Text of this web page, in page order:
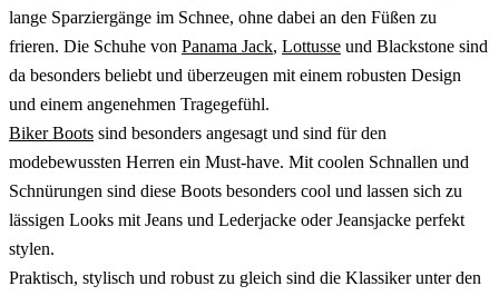
lange Sparziergänge im Schnee, ohne dabei an den Füßen zu
frieren. Die Schuhe von Panama Jack, Lottusse und Blackstone sind
da besonders beliebt und überzeugen mit einem robusten Design
und einem angenehmen Tragegefühl.
Biker Boots sind besonders angesagt und sind für den
modebewussten Herren ein Must-have. Mit coolen Schnallen und
Schnürungen sind diese Boots besonders cool und lassen sich zu
lässigen Looks mit Jeans und Lederjacke oder Jeansjacke perfekt
stylen.
Praktisch, stylisch und robust zu gleich sind die Klassiker unter den